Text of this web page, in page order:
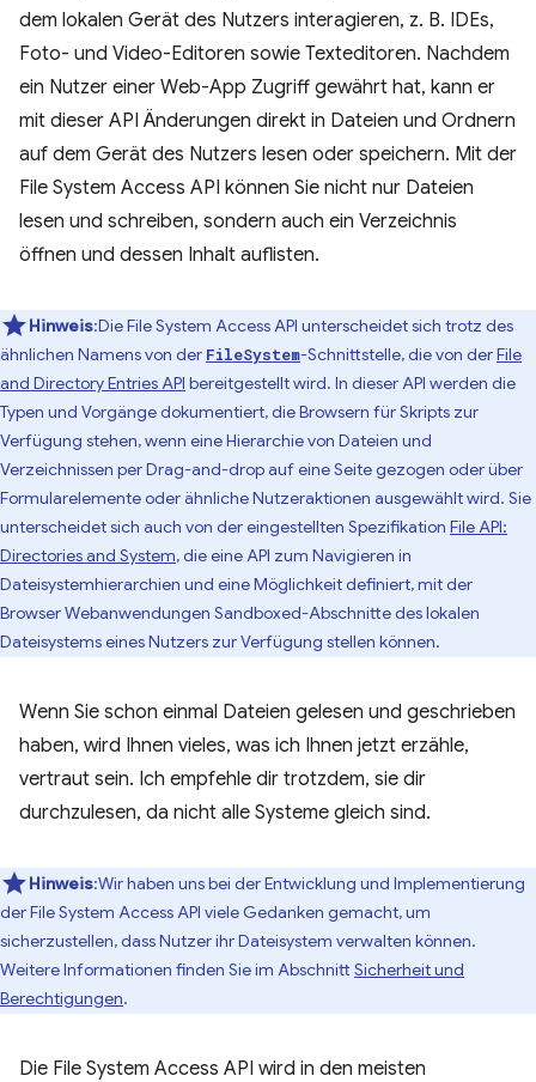
dem lokalen Gerät des Nutzers interagieren, z. B. IDEs,
Foto- und Video-Editoren sowie Texteditoren. Nachdem
ein Nutzer einer Web-App Zugriff gewährt hat, kann er
mit dieser API Änderungen direkt in Dateien und Ordnern
auf dem Gerät des Nutzers lesen oder speichern. Mit der
File System Access API können Sie nicht nur Dateien
lesen und schreiben, sondern auch ein Verzeichnis
öffnen und dessen Inhalt auflisten.
Hinweis:Die File System Access API unterscheidet sich trotz des
ähnlichen Namens von der FileSystem-Schnittstelle, die von derFile
and Directory Entries API bereitgestellt wird. In dieser API werden die
Typen und Vorgänge dokumentiert, die Browsern für Skripts zur
Verfügung stehen, wenn eine Hierarchie von Dateien und
Verzeichnissen per Drag-and-drop auf eine Seite gezogen oder über
Formularelemente oder ähnliche Nutzeraktionen ausgewählt wird. Sie
unterscheidet sich auch von der eingestellten Spezifikation File API:
Directories and System, die eine API zum Navigieren in
Dateisystemhierarchien und eine Möglichkeit definiert, mit der
Browser Webanwendungen Sandboxed-Abschnitte des lokalen
Dateisystems eines Nutzers zur Verfügung stellen können.
Wenn Sie schon einmal Dateien gelesen und geschrieben
haben, wird Ihnen vieles, was ich Ihnen jetzt erzähle,
vertraut sein. Ich empfehle dir trotzdem, sie dir
durchzulesen, da nicht alle Systeme gleich sind.
Hinweis:Wir haben uns bei der Entwicklung und Implementierung
der File System Access API viele Gedanken gemacht, um
sicherzustellen, dass Nutzer ihr Dateisystem verwalten können.
Weitere Informationen finden Sie im Abschnitt Sicherheit und
Berechtigungen.
Die File System Access API wird in den meisten